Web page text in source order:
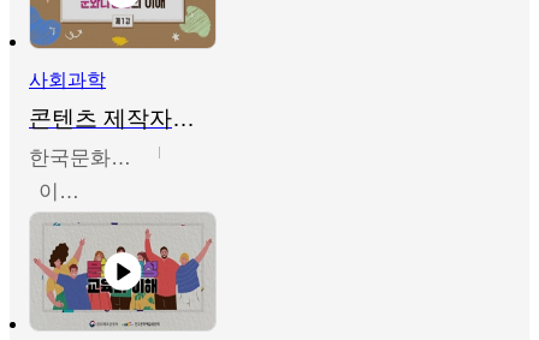
사회과학
콘텐츠 제작자를 위한 문화다양성의 이해
한국문화예술교육진흥원
이성민